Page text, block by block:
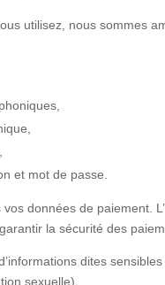
utilisez, nous sommes
et mot de passe.
vos données de paiement.
la sécurité des
dites
sexuelle).